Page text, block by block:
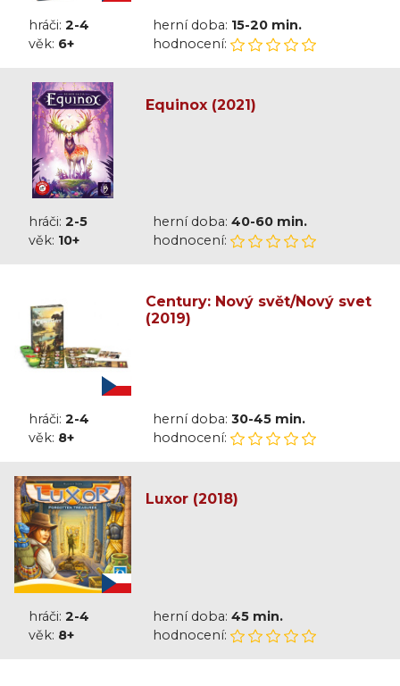
hráči: 2-4 herní doba: 15-20 min.
věk: 6+ hodnocení:
Equinox (2021)
hráči: 2-5 herní doba: 40-60 min.
věk: 10+ hodnocení:
Century: Nový svět/Nový svet
(2019)
hráči: 2-4 herní doba: 30-45 min.
věk: 8+ hodnocení:
Luxor (2018)
hráči: 2-4 herní doba: 45 min.
věk: 8+ hodnocení: